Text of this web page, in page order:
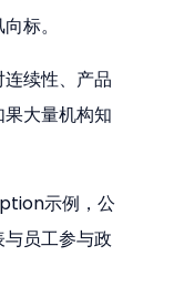
标。
续性、产品
大量机构知
示例，公
员工参与政